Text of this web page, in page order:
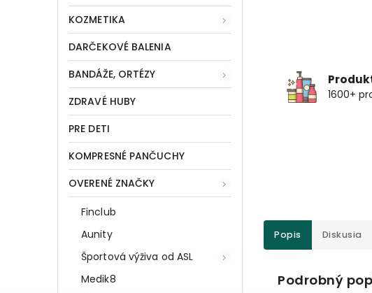
KOZMETIKA
DARČEKOVÉ BALENIA
BANDÁŽE, ORTÉZY
ZDRAVÉ HUBY
PRE DETI
KOMPRESNÉ PANČUCHY
OVERENÉ ZNAČKY
Finclub
Aunity
Športová výživa od ASL
Medik8
1600+
Popis Diskusia
Podrobný